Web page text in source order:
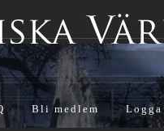
Bli medlem